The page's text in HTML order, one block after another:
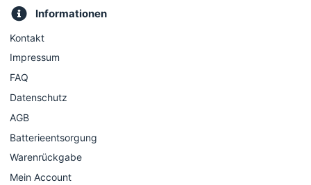
Informationen
Kontakt
Impressum
FAQ
Datenschutz
AGB
Batterieentsorgung
Warenrückgabe
Mein Account